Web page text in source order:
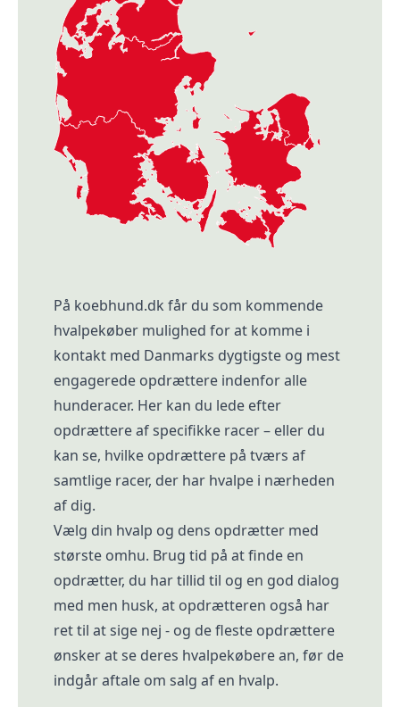
På koebhund.dk får du som kommende
hvalpekøber mulighed for at komme i
kontakt med Danmarks dygtigste og mest
engagerede opdrættere indenfor alle
hunderacer. Her kan du lede efter
opdrættere af specifikke racer – eller du
kan se, hvilke opdrættere på tværs af
samtlige racer, der har hvalpe i nærheden
af dig.
Vælg din hvalp og dens opdrætter med
største omhu. Brug tid på at finde en
opdrætter, du har tillid til og en god dialog
med men husk, at opdrætteren også har
ret til at sige nej - og de fleste opdrættere
ønsker at se deres hvalpekøbere an, før de
indgår aftale om salg af en hvalp.